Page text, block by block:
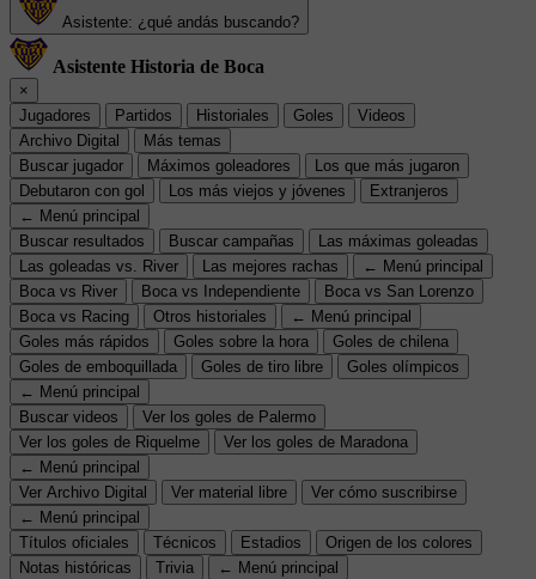
Asistente: ¿qué andás buscando?
Asistente Historia de Boca
×
Jugadores
Partidos Historiales Goles
Videos
Archivo Digital
Más temas
Buscar jugador
Máximos goleadores
Los que más jugaron
Debutaron con gol
Los más viejos y jóvenes
Extranjeros
← Menú principal
Buscar resultados
Buscar campañas
Las máximas goleadas
Las goleadas vs. River
Las mejores rachas
← Menú principal
Boca vs River
Boca vs Independiente
Boca vs San Lorenzo
Boca vs Racing
Otros historiales
← Menú principal
Goles más rápidos
Goles sobre la hora
Goles de chilena
Goles de emboquillada
Goles de tiro libre
Goles olímpicos
← Menú principal
Buscar videos
Ver los goles de Palermo
Ver los goles de Riquelme
Ver los goles de Maradona
← Menú principal
Ver Archivo Digital
Ver material libre
Ver cómo suscribirse
← Menú principal
Títulos oficiales
Técnicos Estadios
Origen de los colores
Notas históricas
Trivia ← Menú principal